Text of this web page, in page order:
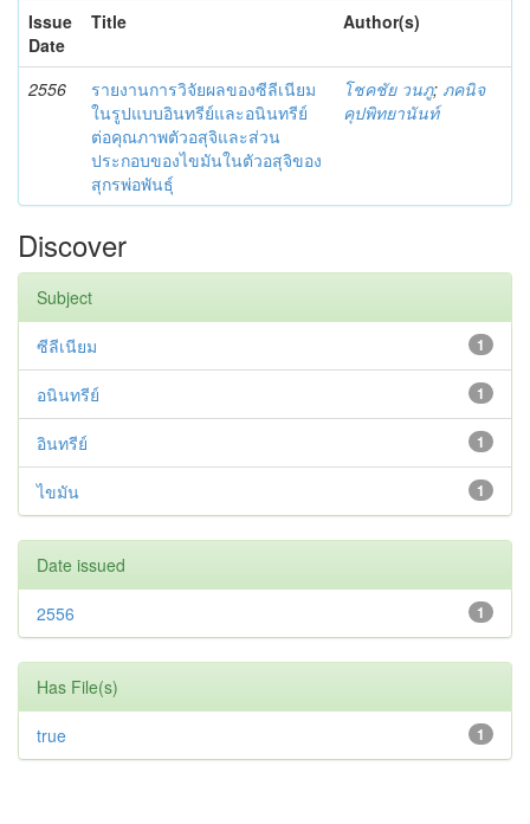
Issue
Date
Title Author(s)
2556
รายงานการวิจัยผลของซีลีเนียม
ในรูปแบบอินทรีย์และอนินทรีย์
ต่อคุณภาพตัวอสุจิและส่วน
ประกอบของไขมันในตัวอสุจิของ
สุกรพ่อพันธุ์
โชคชัย วนภู; ภคนิจ
คุปพิทยานันท์
Discover
Subject
1
ซีลีเนียม
1
อนินทรีย์
1
อินทรีย์
1
ไขมัน
Date issued
1
2556
Has File(s)
1
true